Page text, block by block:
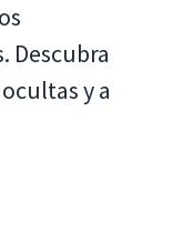
Descubra
y a